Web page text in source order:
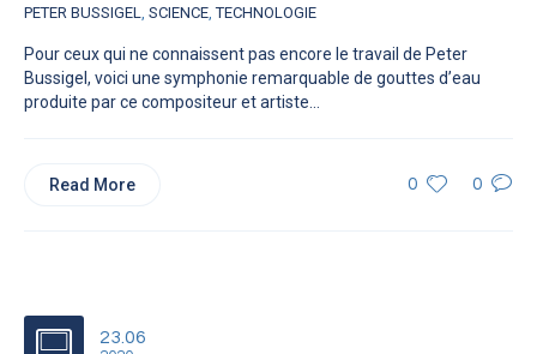
PETER BUSSIGEL
SCIENCE ,TECHNOLOGIE
Pour ceux qui ne connaissent pas encore le travail de Peter
Bussigel, voici une symphonie remarquable de gouttes d’eau
produite par ce compositeur et artiste...
0 0
Read More
23.06